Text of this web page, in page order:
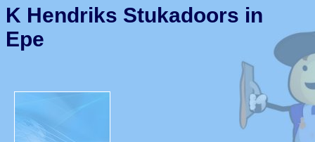
K Hendriks Stukadoors in
Epe